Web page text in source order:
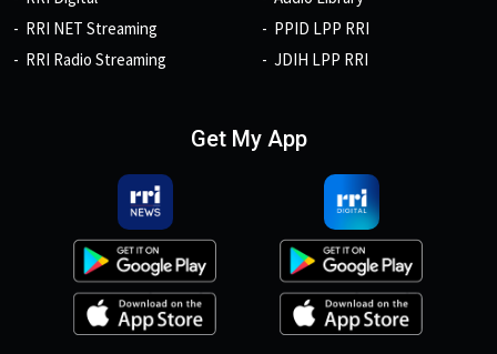
RRI NET Streaming
RRI Radio Streaming
PPID LPP RRI
JDIH LPP RRI
Get My App